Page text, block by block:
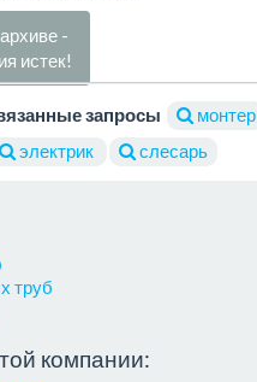
-
истек!
запросы
монтер
электрик слесарь
труб
компании: